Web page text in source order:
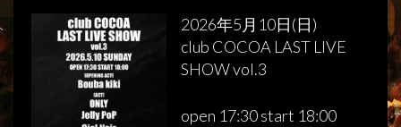
2026年5月10日(日)
club COCOA LAST LIVE
SHOW vol.3
open 17:30 start 18:00